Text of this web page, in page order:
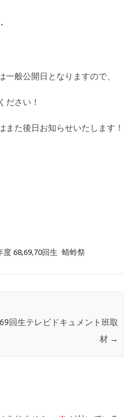
一般公開日となりますので、
ださい！
また後日お知らせいたします！
度 68,69,70回生 蜻蛉祭
69回生テレビドキュメント班取
材 →